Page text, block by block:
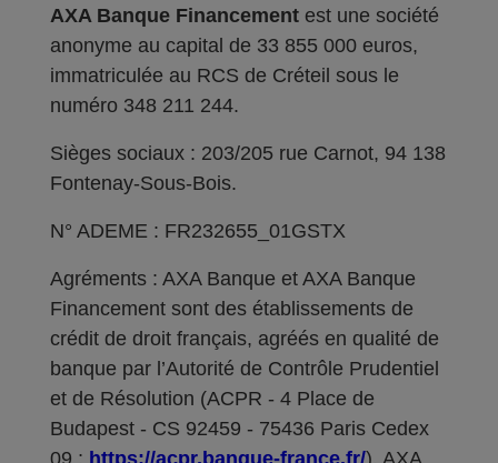
AXA Banque Financement est une société
anonyme au capital de 33 855 000 euros,
immatriculée au RCS de Créteil sous le
numéro 348 211 244.
Sièges sociaux : 203/205 rue Carnot, 94 138
Fontenay-Sous-Bois.
N° ADEME : FR232655_01GSTX
Agréments : AXA Banque et AXA Banque
Financement sont des établissements de
crédit de droit français, agréés en qualité de
banque par l’Autorité de Contrôle Prudentiel
et de Résolution (ACPR - 4 Place de
Budapest - CS 92459 - 75436 Paris Cedex
09 ; https://acpr.banque-france.fr/). AXA